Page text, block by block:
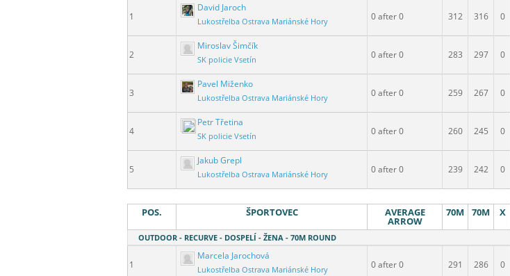
1
David Jaroch
Lukostřelba Ostrava Mariánské Hory 0 after 0 312 316 0
2
Miroslav Šimčík
SK policie Vsetín 0 after 0 283 297 0
3
Pavel Miženko
Lukostřelba Ostrava Mariánské Hory 0 after 0 259 267 0
4
Petr Třetina
SK policie Vsetín 0 after 0 260 245 0
5
Jakub Grepl
Lukostřelba Ostrava Mariánské Hory 0 after 0 239 242 0
POS. ŠPORTOVEC AVERAGE
ARROW
70M 70M X
OUTDOOR - RECURVE - DOSPELÍ - ŽENA - 70M ROUND
1
Marcela Jarochová
Lukostřelba Ostrava Mariánské Hory 0 after 0 291 286 0